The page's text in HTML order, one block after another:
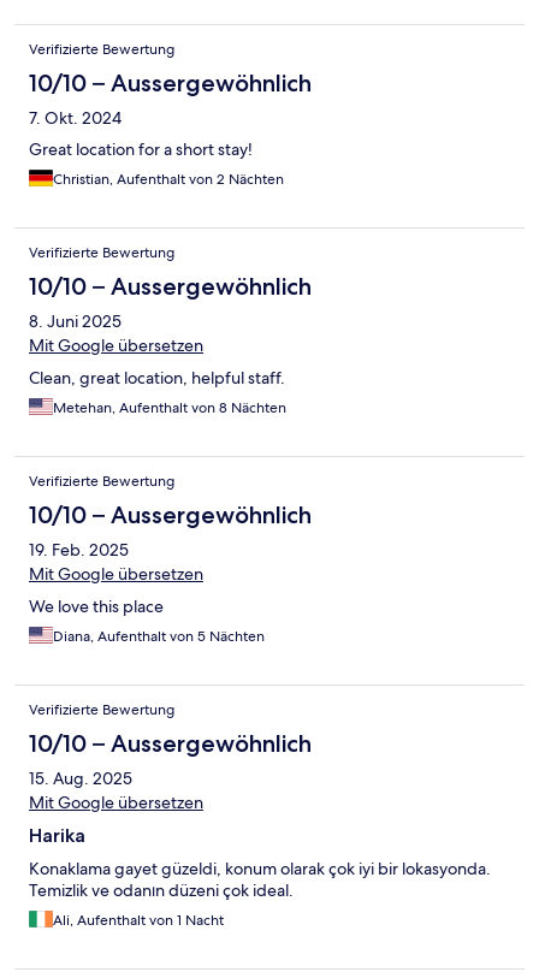
Verifizierte Bewertung
10/10 – Aussergewöhnlich
7. Okt. 2024
Great location for a short stay!
Christian, Aufenthalt von 2 Nächten
Verifizierte Bewertung
10/10 – Aussergewöhnlich
8. Juni 2025
Mit Google übersetzen
Clean, great location, helpful staff.
Metehan, Aufenthalt von 8 Nächten
Verifizierte Bewertung
10/10 – Aussergewöhnlich
19. Feb. 2025
Mit Google übersetzen
We love this place
Diana, Aufenthalt von 5 Nächten
Verifizierte Bewertung
10/10 – Aussergewöhnlich
15. Aug. 2025
Mit Google übersetzen
Harika
Konaklama gayet güzeldi, konum olarak çok iyi bir lokasyonda.
Temizlik ve odanın düzeni çok ideal.
Ali, Aufenthalt von 1 Nacht